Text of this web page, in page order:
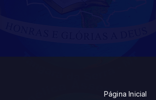
Página Inicial